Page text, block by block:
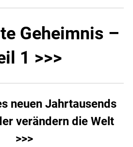
Geheimnis –
1 >>>
neuen Jahrtausends
verändern die Welt
>>>